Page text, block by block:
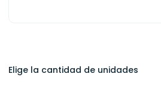
Elige la cantidad de unidades